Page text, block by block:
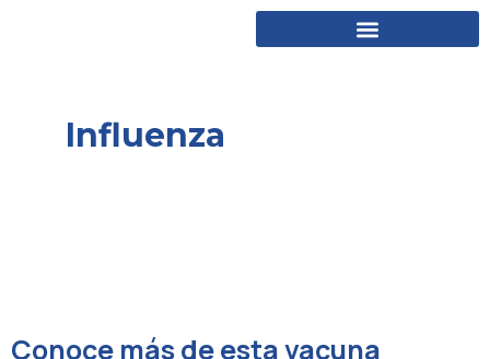
Influenza
Conoce más de esta vacuna